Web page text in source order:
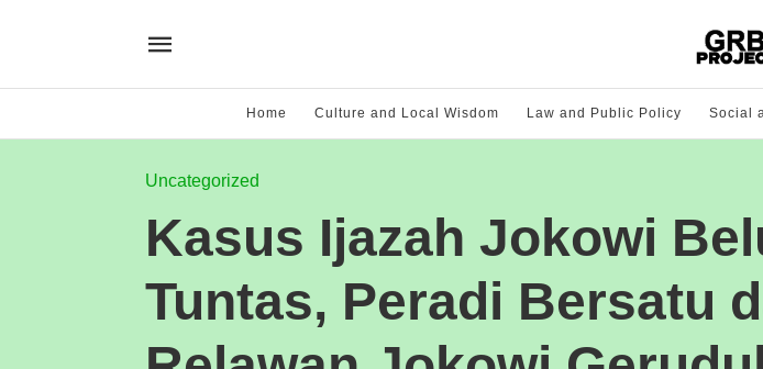
Home Culture and Local Wisdom Law and Public Policy Social
Uncategorized
Kasus Ijazah Jokowi
Tuntas, Peradi Bersatu